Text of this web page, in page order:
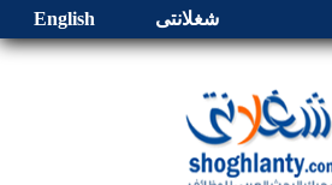
شغلانتى English